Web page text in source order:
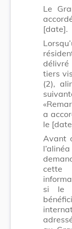
Le
[date].
tiers
(2),
a
le
Avant
cette
si le